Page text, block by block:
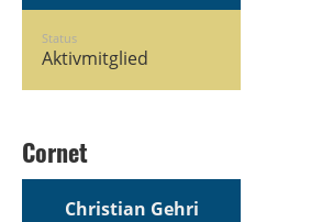
Status
Aktivmitglied
Cornet
Christian Gehri